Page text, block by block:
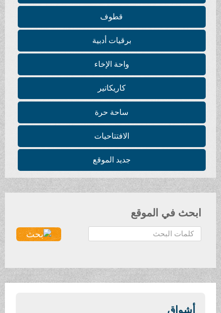
قطوف
برقيات أدبية
واحة الإخاء
كاريكاتير
ساحة حرة
الافتتاحيات
جديد الموقع
ابحث في الموقع
ح
ث
أشواق